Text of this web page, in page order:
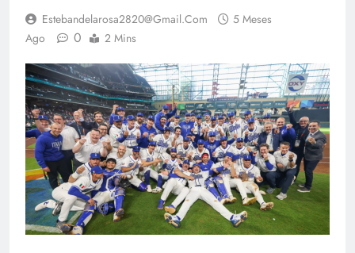
Estebandelarosa2820@gmail.com
5 Meses
Ago
0 2 Mins